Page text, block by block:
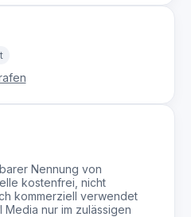
Nennung von
kostenfrei, nicht
kommerziell verwendet
nur im zulässigen